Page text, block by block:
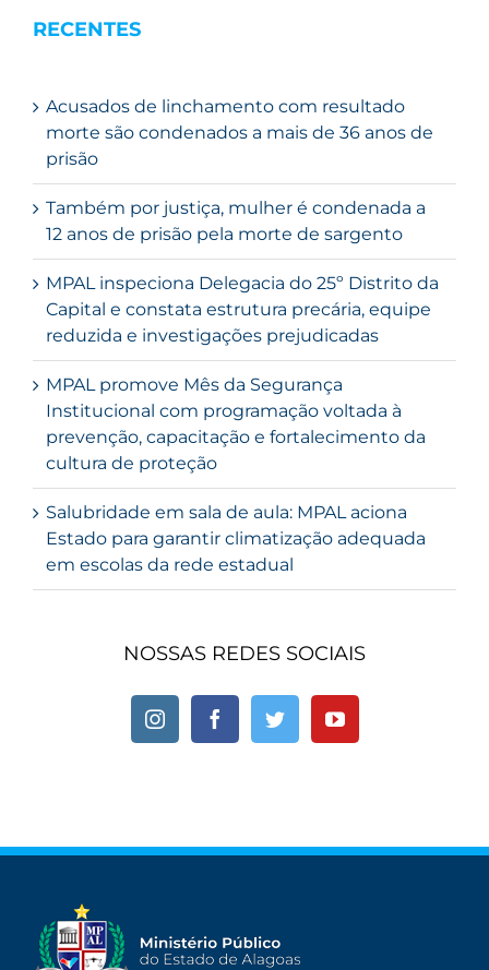
RECENTES
Acusados de linchamento com resultado
morte são condenados a mais de 36 anos de
prisão
Também por justiça, mulher é condenada a
12 anos de prisão pela morte de sargento
MPAL inspeciona Delegacia do 25º Distrito da
Capital e constata estrutura precária, equipe
reduzida e investigações prejudicadas
MPAL promove Mês da Segurança
Institucional com programação voltada à
prevenção, capacitação e fortalecimento da
cultura de proteção
Salubridade em sala de aula: MPAL aciona
Estado para garantir climatização adequada
em escolas da rede estadual
NOSSAS REDES SOCIAIS